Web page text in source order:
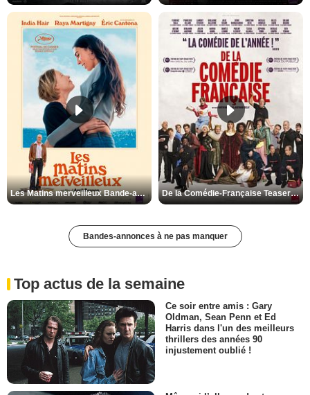
Les Matins merveilleux Bande-annonce VF De la Comédie-Française Teaser VF
Bandes-annonces à ne pas manquer
Top actus de la semaine
Ce soir entre amis : Gary
Oldman, Sean Penn et Ed
Harris dans l'un des meilleurs
thrillers des années 90
injustement oublié !